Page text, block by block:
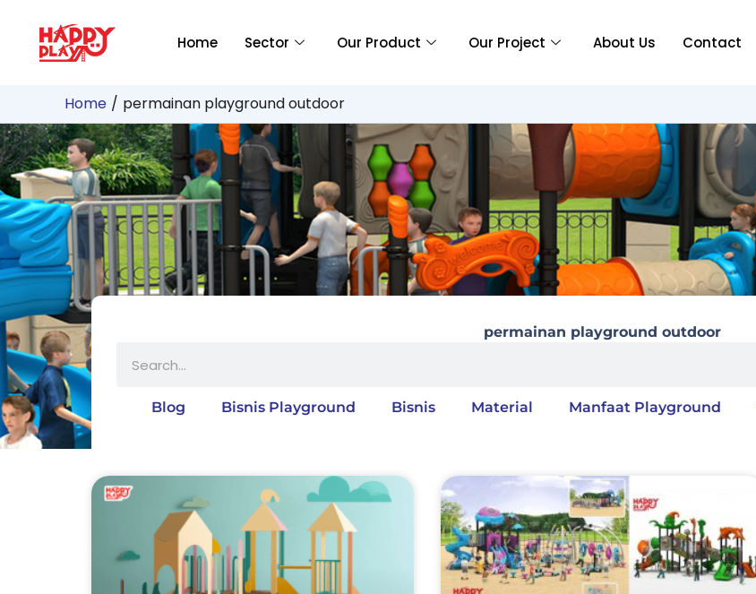
content
Home Sector Our Product Our Project About Us Contact
Home permainan playground outdoor
permainan playground outdoor
Blog Bisnis Playground Bisnis Material Manfaat Playground
PagePage
Page